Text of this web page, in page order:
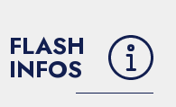
FLASH
INFOS